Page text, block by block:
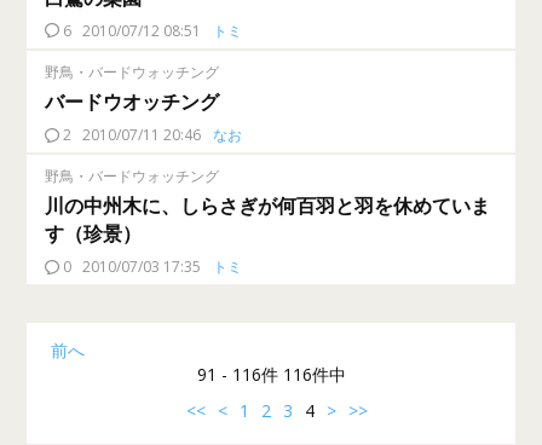
6 2010/07/12 08:51 トミ
野鳥・バードウォッチング
バードウオッチング
2 2010/07/11 20:46 なお
野鳥・バードウォッチング
川の中州木に、しらさぎが何百羽と羽を休めていま
す（珍景）
0 2010/07/03 17:35 トミ
前へ
91 - 116件 116件中
<< < 1 2 3 4 > >>